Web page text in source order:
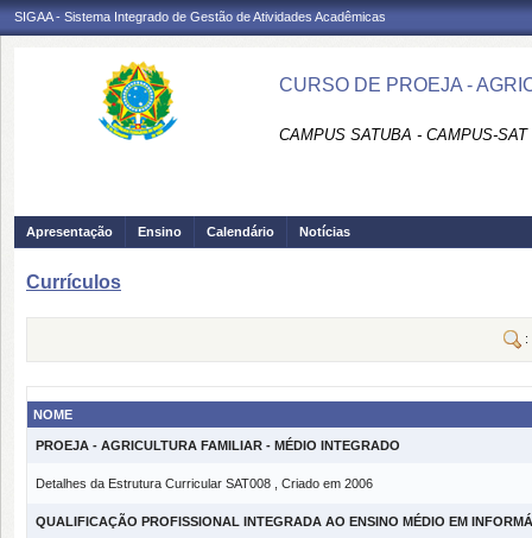
SIGAA - Sistema Integrado de Gestão de Atividades Acadêmicas
CURSO DE PROEJA -
CAMPUS SATUBA - CAMPUS-SAT
Apresentação Ensino Calendário Notícias
Currículos
:
NOME
PROEJA - AGRICULTURA FAMILIAR - MÉDIO INTEGRADO
Detalhes da Estrutura Curricular SAT008 , Criado em 2006
QUALIFICAÇÃO PROFISSIONAL INTEGRADA AO ENSINO MÉDIO EM